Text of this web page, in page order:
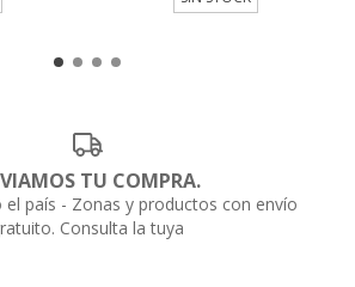
TU COMPRA.
el país - Zonas y productos con envío
Consulta la tuya